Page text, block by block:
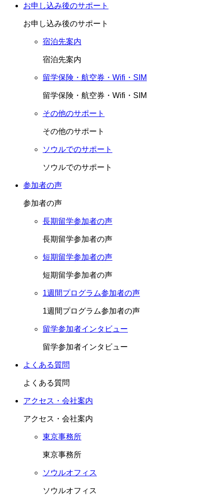
お申し込み後のサポート
お申し込み後のサポート
宿泊先案内
宿泊先案内
留学保険・航空券・Wifi・SIM
留学保険・航空券・Wifi・SIM
その他のサポート
その他のサポート
ソウルでのサポート
ソウルでのサポート
参加者の声
参加者の声
長期留学参加者の声
長期留学参加者の声
短期留学参加者の声
短期留学参加者の声
1週間プログラム参加者の声
1週間プログラム参加者の声
留学参加者インタビュー
留学参加者インタビュー
よくある質問
よくある質問
アクセス・会社案内
アクセス・会社案内
東京事務所
東京事務所
ソウルオフィス
ソウルオフィス